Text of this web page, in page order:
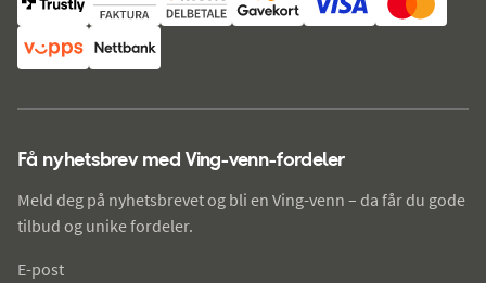
Få nyhetsbrev med Ving-venn-fordeler
Meld deg på nyhetsbrevet og bli en Ving-venn – da får du gode
tilbud og unike fordeler.
E-post